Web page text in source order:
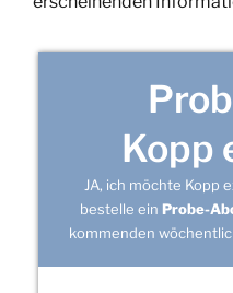
Kopp
JA, ich möchte Kopp
bestelle ein Probe-
kommenden